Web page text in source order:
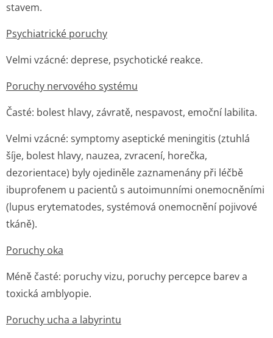
stavem.
Psychiatrické poruchy
Velmi vzácné: deprese, psychotické reakce.
Poruchy nervového systému
Časté: bolest hlavy, závratě, nespavost, emoční labilita.
Velmi vzácné: symptomy aseptické meningitis (ztuhlá
šíje, bolest hlavy, nauzea, zvracení, horečka,
dezorientace) byly ojediněle zaznamenány při léčbě
ibuprofenem u pacientů s autoimunními onemocněními
(lupus erytematodes, systémová onemocnění pojivové
tkáně).
Poruchy oka
Méně časté: poruchy vizu, poruchy percepce barev a
toxická amblyopie.
Poruchy ucha a labyrintu